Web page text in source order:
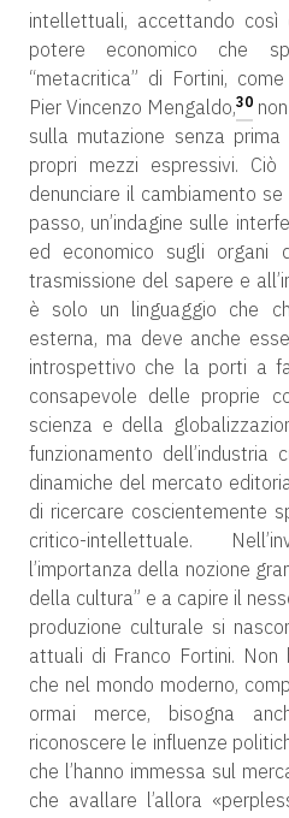
intellettuali, accettando
potere economico che
“metacritica” di Fortini,
Pier Vincenzo Mengaldo,30
sulla mutazione senza
propri mezzi espressivi.
denunciare il cambiamento
passo, un’indagine sulle
ed economico sugli organi
trasmissione del sapere e
è solo un linguaggio che
esterna, ma deve anche
introspettivo che la porti a
consapevole delle proprie
scienza e della
funzionamento
dinamiche del mercato
di ricercare coscientemente
critico-intellettuale.
l’importanza della nozione
della cultura” e a capire il
produzione culturale si
attuali di Franco Fortini.
che nel mondo moderno,
ormai merce, bisogna
riconoscere le influenze
che l’hanno immessa sul
che avallare l’allora